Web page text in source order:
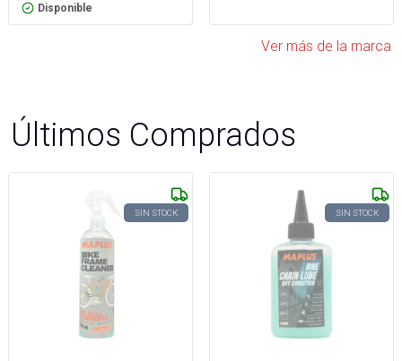
Disponible
Ver más de la marca
Últimos Comprados
SIN STOCK SIN STOCK